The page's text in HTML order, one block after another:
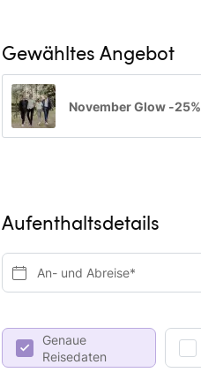
Gewähltes Angebot
November Glow -25%
Aufenthaltsdetails
An- und Abreise*
Genaue
Reisedaten